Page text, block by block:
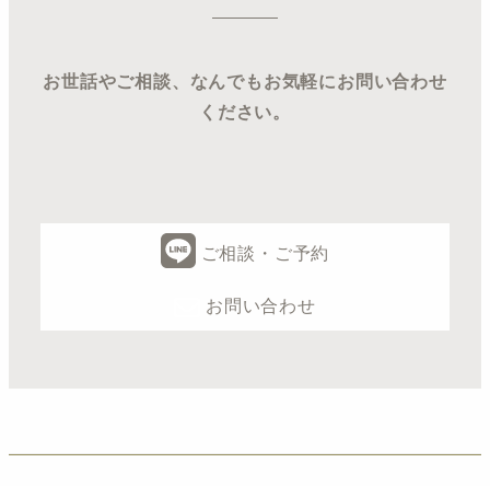
お世話やご相談、なんでもお気軽にお問い合わせ
ください。
ご相談・ご予約
お問い合わせ